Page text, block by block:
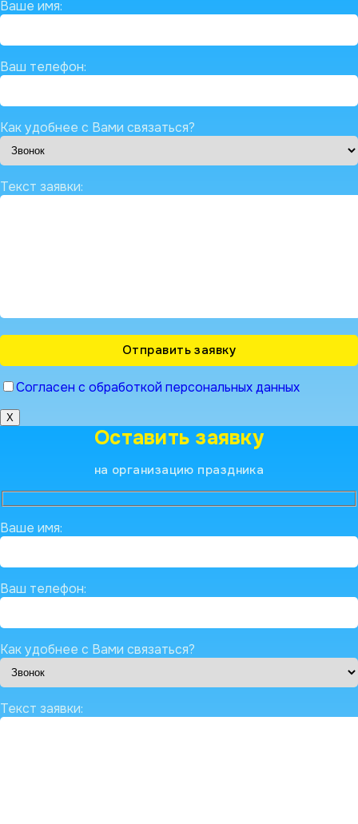
Ваше имя:
Ваш телефон:
Как удобнее с Вами связаться?
Текст заявки:
Согласен с обработкой персональных данных
X
Оставить заявку
на организацию праздника
Ваше имя:
Ваш телефон:
Как удобнее с Вами связаться?
Текст заявки: